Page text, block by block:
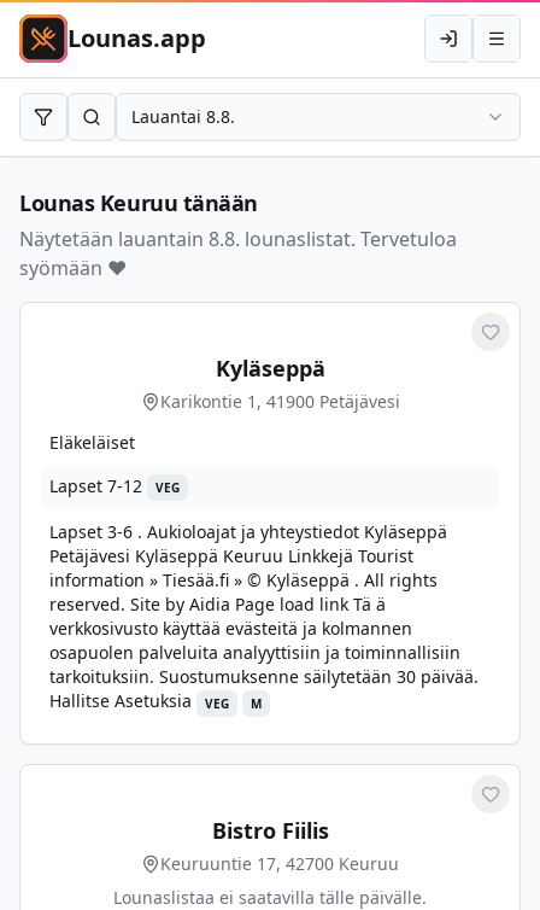
Lounas.app KirjauduAvaa
RajaaHae Lauantai 8.8.
Lounas Keuruu tänään
Näytetään lauantain 8.8. lounaslistat. Tervetuloa
syömään ❤️
Kyläseppä
Karikontie 1, 41900 Petäjävesi
Eläkeläiset
Lapset 7-12
VEG
Lapset 3-6 . Aukioloajat ja yhteystiedot Kyläseppä
Petäjävesi Kyläseppä Keuruu Linkkejä Tourist
information » Tiesää.fi » © Kyläseppä . All rights
reserved. Site by Aidia Page load link Tä ä
verkkosivusto käyttää evästeitä ja kolmannen
osapuolen palveluita analyyttisiin ja toiminnallisiin
tarkoituksiin. Suostumuksenne säilytetään 30 päivää.
Hallitse Asetuksia
VEG M
Bistro Fiilis
Keuruuntie 17, 42700 Keuruu
Lounaslistaa ei saatavilla tälle päivälle.